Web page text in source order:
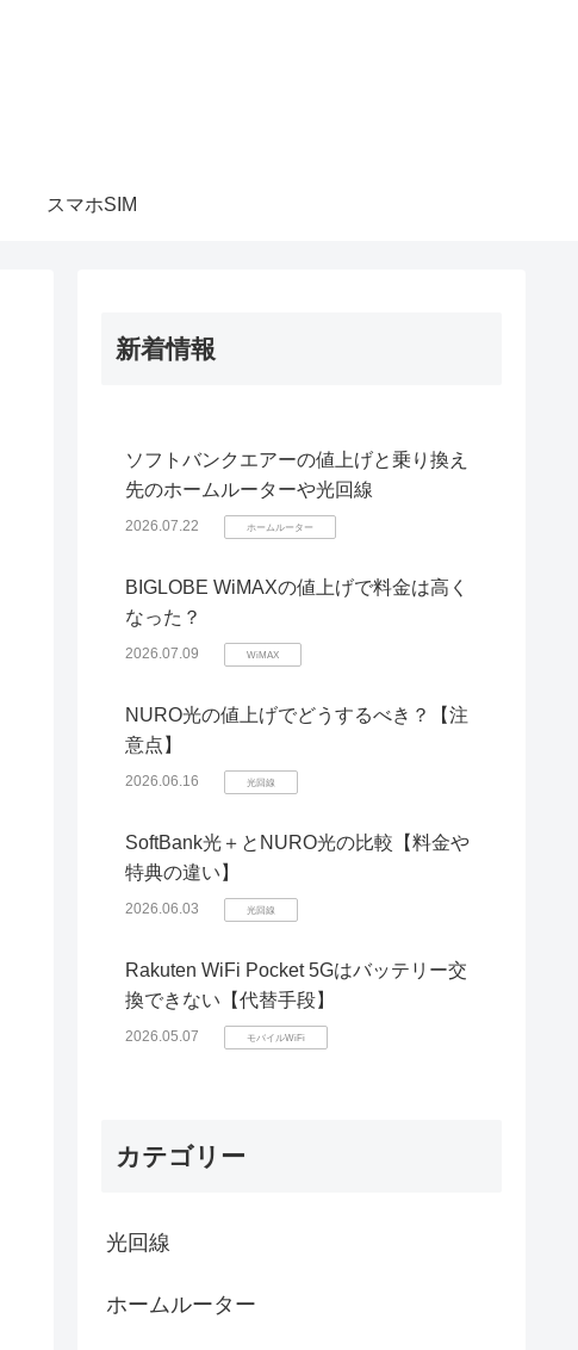
スマホSIM
新着情報
ソフトバンクエアーの値上げと乗り換え
先のホームルーターや光回線
2026.07.22 ホームルーター
BIGLOBE WiMAXの値上げで料金は高く
なった？
2026.07.09 WiMAX
NURO光の値上げでどうするべき？【注
意点】
2026.06.16 光回線
SoftBank光＋とNURO光の比較【料金や
特典の違い】
2026.06.03 光回線
Rakuten WiFi Pocket 5Gはバッテリー交
換できない【代替手段】
2026.05.07 モバイルWiFi
カテゴリー
光回線
ホームルーター